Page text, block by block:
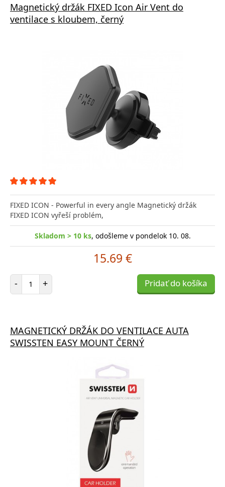
Magnetický držák FIXED Icon Air Vent do
ventilace s kloubem, černý
FIXED ICON - Powerful in every angle Magnetický držák
FIXED ICON vyřeší problém,
Skladom > 10 ks, odošleme v pondelok 10. 08.
15.69 €
- Počet položiek
+ Pridať do košíka
MAGNETICKÝ DRŽÁK DO VENTILACE AUTA
SWISSTEN EASY MOUNT ČERNÝ